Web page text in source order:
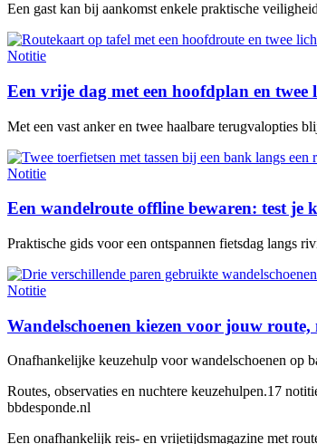
Een gast kan bij aankomst enkele praktische
Notitie
Een vrije dag met een hoofdplan en twee
Met een vast anker en twee haalbare terugvalopties
Notitie
Een wandelroute offline bewaren: test je
Praktische gids voor een ontspannen fietsdag langs
Notitie
Wandelschoenen kiezen voor jouw route,
Onafhankelijke keuzehulp voor wandelschoenen op
Routes, observaties en nuchtere keuzehulpen.17
bbdesponde.nl
Een onafhankelijk reis- en vrijetijdsmagazine met